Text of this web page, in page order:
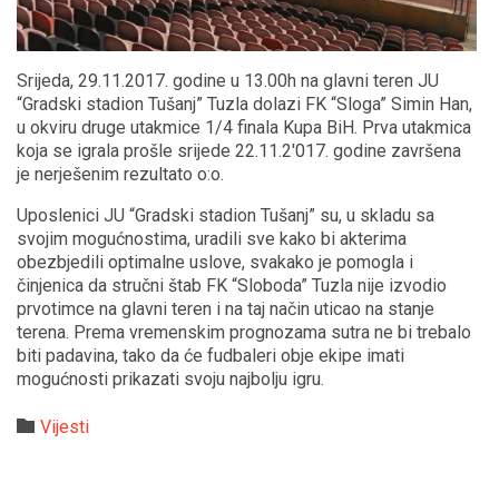
Srijeda, 29.11.2017. godine u 13.00h na glavni teren JU
“Gradski stadion Tušanj” Tuzla dolazi FK “Sloga” Simin Han,
u okviru druge utakmice 1/4 finala Kupa BiH. Prva utakmica
koja se igrala prošle srijede 22.11.2'017. godine završena
je nerješenim rezultato o:o.
Uposlenici JU “Gradski stadion Tušanj” su, u skladu sa
svojim mogućnostima, uradili sve kako bi akterima
obezbjedili optimalne uslove, svakako je pomogla i
činjenica da stručni štab FK “Sloboda” Tuzla nije izvodio
prvotimce na glavni teren i na taj način uticao na stanje
terena. Prema vremenskim prognozama sutra ne bi trebalo
biti padavina, tako da će fudbaleri obje ekipe imati
mogućnosti prikazati svoju najbolju igru.
 Category
Vijesti